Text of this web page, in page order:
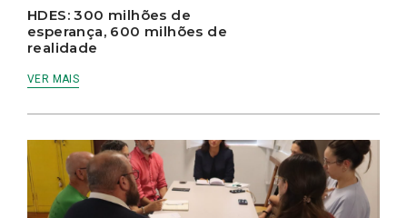
HDES: 300 milhões de
esperança, 600 milhões de
realidade
VER MAIS